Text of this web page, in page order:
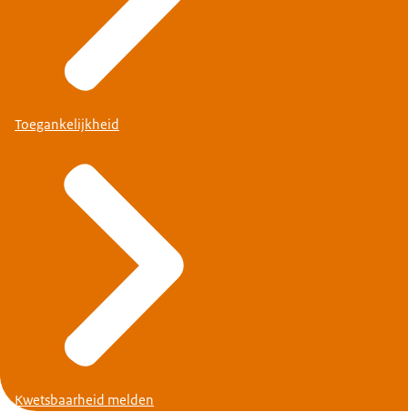
Toegankelijkheid
Kwetsbaarheid melden